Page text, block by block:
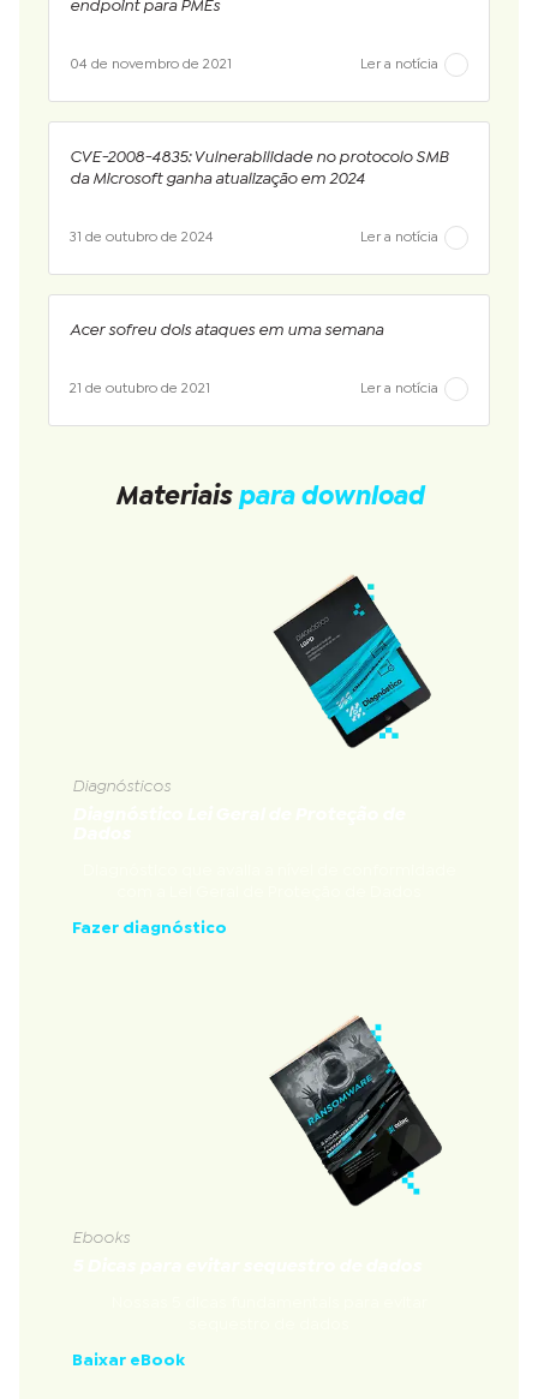
endpoint para PMEs
04 de novembro de 2021 Ler a notícia
CVE-2008-4835: Vulnerabilidade no protocolo SMB
da Microsoft ganha atualização em 2024
31 de outubro de 2024 Ler a notícia
Acer sofreu dois ataques em uma semana
21 de outubro de 2021 Ler a notícia
Materiais para download
Diagnósticos
Fazer diagnóstico
Ebooks
Baixar eBook